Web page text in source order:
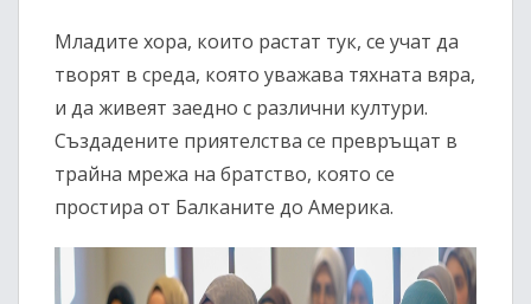
Младите хора, които растат тук, се учат да
творят в среда, която уважава тяхната вяра,
и да живеят заедно с различни култури.
Създадените приятелства се превръщат в
трайна мрежа на братство, която се
простира от Балканите до Америка.